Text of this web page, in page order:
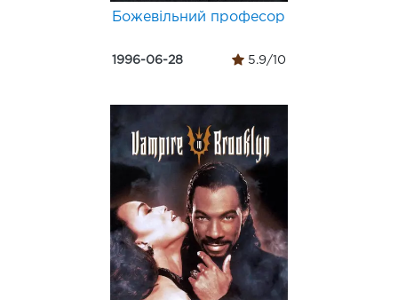
Божевільний професор
1996-06-28 5.9/10